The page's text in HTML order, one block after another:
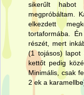
sikerűlt habot
megpróbáltam.
elkezdett
tortaformába.
részét, mert
(1 tojásos) lapot
kettőt pedig
Minimális, csak
2 ek a